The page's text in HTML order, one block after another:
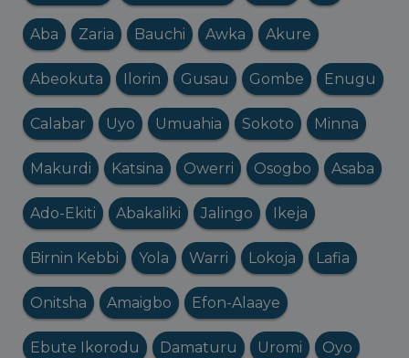
Aba Zaria Bauchi Awka Akure
Abeokuta Ilorin Gusau Gombe Enugu
Calabar Uyo Umuahia Sokoto Minna
Makurdi Katsina Owerri Osogbo Asaba
Ado-Ekiti Abakaliki Jalingo Ikeja
Birnin Kebbi Yola Warri Lokoja Lafia
Onitsha Amaigbo Efon-Alaaye
Ebute Ikorodu Damaturu Uromi Oyo